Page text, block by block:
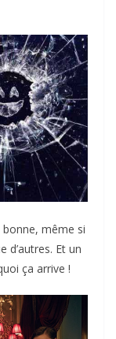
même si
d’autres. Et un
ça arrive !